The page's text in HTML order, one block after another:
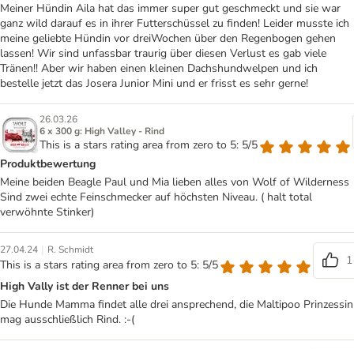
Meiner Hündin Aila hat das immer super gut geschmeckt und sie war
ganz wild darauf es in ihrer Futterschüssel zu finden! Leider musste ich
meine geliebte Hündin vor dreiWochen über den Regenbogen gehen
lassen! Wir sind unfassbar traurig über diesen Verlust es gab viele
Tränen!! Aber wir haben einen kleinen Dachshundwelpen und ich
bestelle jetzt das Josera Junior Mini und er frisst es sehr gerne!
26.03.26
6 x 300 g: High Valley - Rind
This is a stars rating area from zero to 5: 5/5
Produktbewertung
Meine beiden Beagle Paul und Mia lieben alles von Wolf of Wilderness
Sind zwei echte Feinschmecker auf höchsten Niveau. ( halt total
verwöhnte Stinker)
27.04.24 | R. Schmidt
This is a stars rating area from zero to 5: 5/5
1
High Vally ist der Renner bei uns
Die Hunde Mamma findet alle drei ansprechend, die Maltipoo Prinzessin
mag ausschließlich Rind. :-(